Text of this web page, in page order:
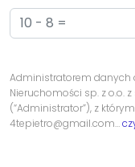
Administratorem danych
Nieruchomości sp. z o.o.
(“Administrator”), z
4tepietro@gmail.com…